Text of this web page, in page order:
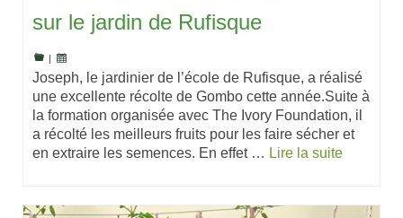
sur le jardin de Rufisque
Joseph, le jardinier de l’école de Rufisque, a réalisé
une excellente récolte de Gombo cette année.Suite à
la formation organisée avec The Ivory Foundation, il
a récolté les meilleurs fruits pour les faire sécher et
en extraire les semences. En effet … Lire la suite